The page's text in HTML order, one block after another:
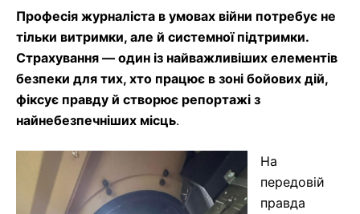
Професія журналіста в умовах війни потребує не
тільки витримки, але й системної підтримки.
Страхування — один із найважливіших елементів
безпеки для тих, хто працює в зоні бойових дій,
фіксує правду й створює репортажі з
найнебезпечніших місць.
На
передовій
правда